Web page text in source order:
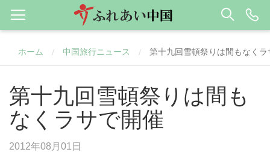
ホーム / 中国旅行ニュース / 第十九回雪頓祭りは間もなくラ
第十九回雪頓祭りは間も
なくラサで開催
2012年08月01日